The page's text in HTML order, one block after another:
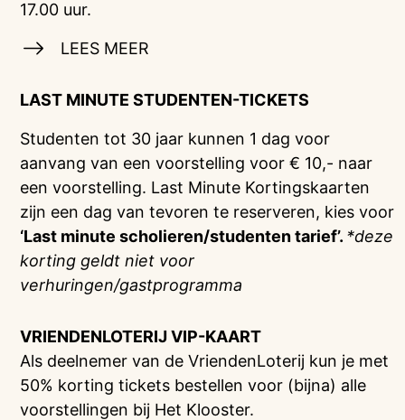
17.00 uur.
LEES MEER
LAST MINUTE STUDENTEN-TICKETS
Studenten tot 30 jaar kunnen 1 dag voor
aanvang van een voorstelling voor € 10,- naar
een voorstelling. Last Minute Kortingskaarten
zijn een dag van tevoren te reserveren, kies voor
‘Last minute scholieren/studenten tarief’. *deze
korting geldt niet voor
verhuringen/gastprogramma
VRIENDENLOTERIJVIP-KAART
Als deelnemer van de VriendenLoterij kun je met
50% korting tickets bestellen voor (bijna) alle
voorstellingen bij Het Klooster.